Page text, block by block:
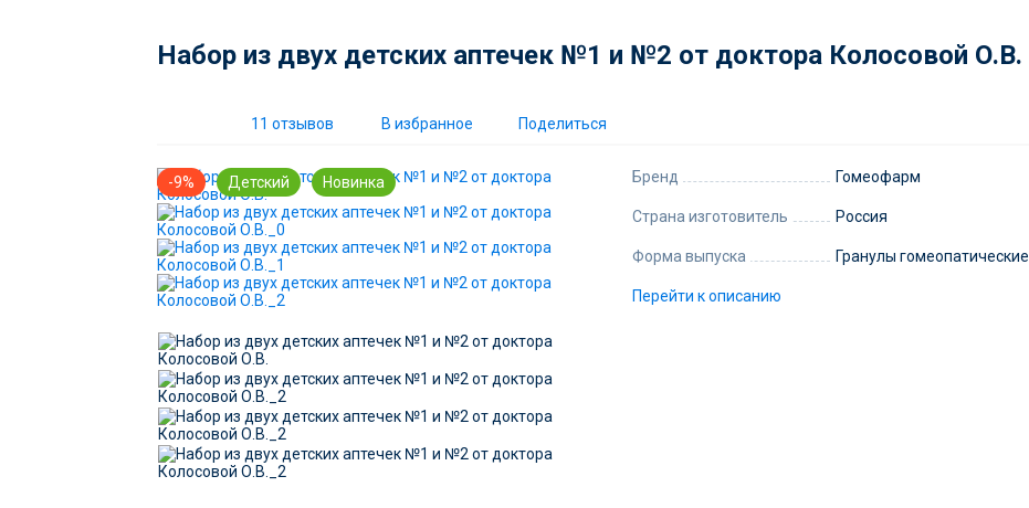
Набор из двух детских аптечек №1 и №2 от доктора Колосовой О.В.
11 отзывов В избранное Поделиться
-9% Детский Новинка Бренд Гомеофарм
Страна изготовитель Россия
Форма выпуска Гранулы гомеопатические
Перейти к описанию